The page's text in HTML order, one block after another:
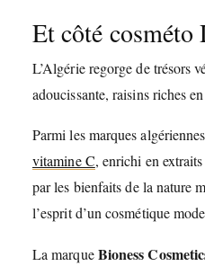
Et côté cosméto
L’Algérie regorge de trésors
adoucissante, raisins riches
Parmi les marques
vitamine C, enrichi en
par les bienfaits de la nature
l’esprit d’un cosmétique
La marqueBioness